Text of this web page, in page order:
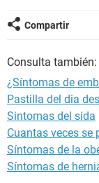
nos llevamos con
Compartir
Consulta también:
¿Síntomas de
Pastilla del dia
Sintomas del sida
Cuantas veces se
Síntomas de la
Síntomas de